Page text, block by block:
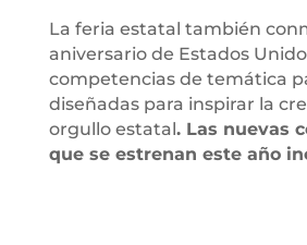
La feria estatal también
aniversario de Estados
competencias de temática
diseñadas para inspirar la
orgullo estatal. Las nuevas
que se estrenan este año